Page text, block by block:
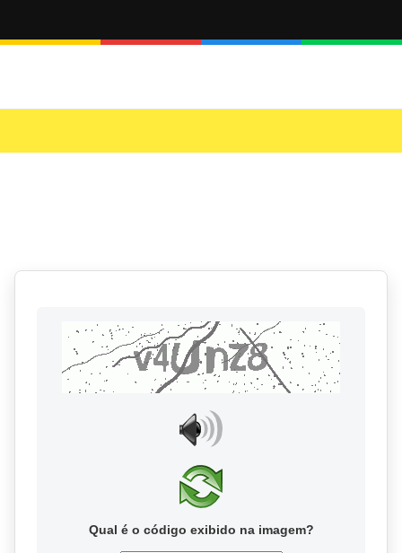
Qual é o código exibido na imagem?